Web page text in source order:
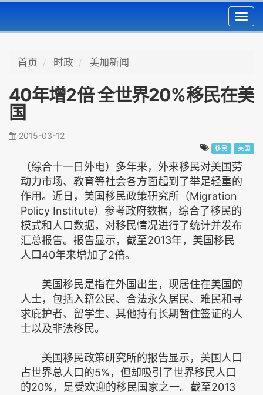
首页 时政 美加新闻
40年增2倍 全世界20%移民在美
国
2015-03-12
移民 美国
（综合十一日外电）多年来，外来移民对美国劳
动力市场、教育等社会各方面起到了举足轻重的
作用。近日，美国移民政策研究所（Migration
Policy Institute）参考政府数据，综合了移民的
模式和人口数据，对移民情况进行了统计并发布
汇总报告。报告显示，截至2013年，美国移民
人口40年来增加了2倍。
美国移民是指在外国出生，现居住在美国的
人士，包括入籍公民、合法永久居民、难民和寻
求庇护者、留学生、其他持有长期暂住签证的人
士以及非法移民。
美国移民政策研究所的报告显示，美国人口
占世界总人口的5%，但却吸引了世界移民人口
的20%，是受欢迎的移民国家之一。截至2013